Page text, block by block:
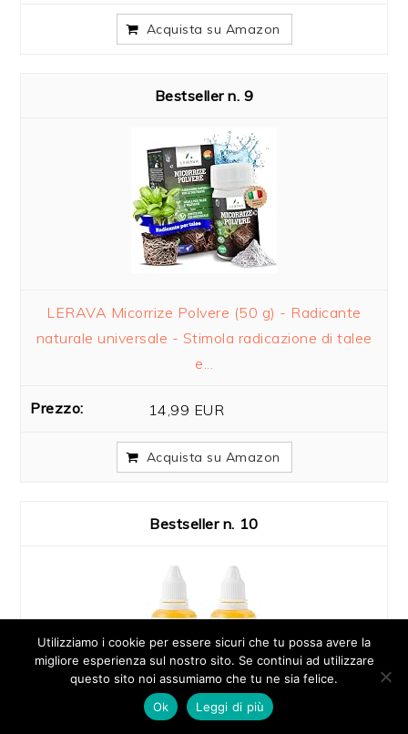
Acquista su Amazon
9
LERAVA Micorrize Polvere (50 g) - Radicante
naturale universale - Stimola radicazione di talee
e...
14,99 EUR
Acquista su Amazon
10
Utilizziamo i cookie per essere sicuri che tu possa avere la
migliore esperienza sul nostro sito. Se continui ad utilizzare
questo sito noi assumiamo che tu ne sia felice.
Ok
Leggi di più